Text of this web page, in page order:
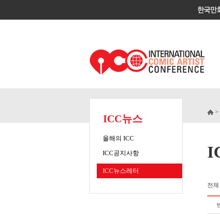
ICC뉴스
올해의 ICC
ICC공지사항
ICC뉴스레터
>
전체